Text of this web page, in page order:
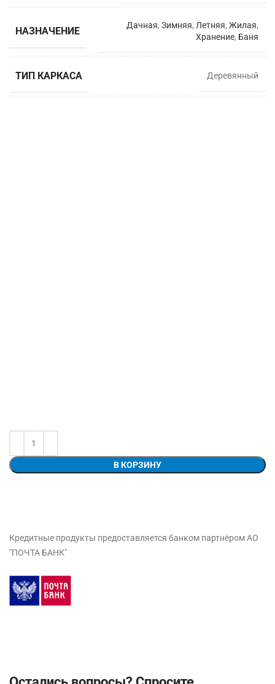
НАЗНАЧЕНИЕ Дачная, Зимняя, Летняя, Жилая,
Хранение, Баня
ТИП КАРКАСА Деревянный
В КОРЗИНУ
Кредитные продукты предоставляется банком партнёром АО
"ПОЧТА БАНК"